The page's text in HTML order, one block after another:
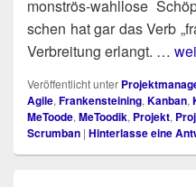
mons­trös-wahl­lo­se
schen hat gar das Verb
Ver­brei­tung erlangt. …
Veröffentlicht unter
Agile, Frankensteining, Kanban,
MeToode, MeToodik, Projekt,
Scrumban | Hinterlasse eine